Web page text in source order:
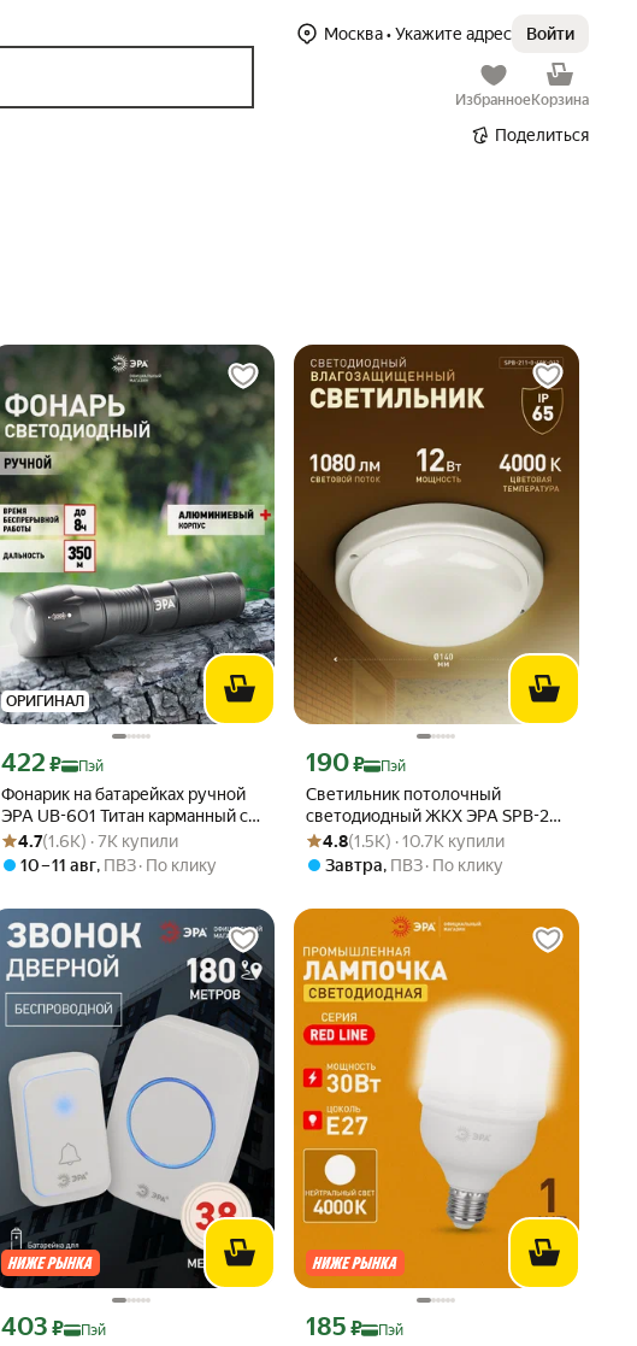
Москва• Укажите адрес Войти
Избранное Корзина
Поделиться
ОРИГИНАЛ
Фонарик на батарейках ручной
ЭРА UB-601 Титан карманный с
регулируемым фокусом 5
режимов
Цена с картой Яндекс Пэй 422 ₽ вместо
422 ₽ Пэй
Рейтинг товара: 4.7 из 5
Оценок: (1.6K) · 7K купили
4.7(1.6K) · 7K купили
10 – 11 авг, ПВЗ По клику
Светильник потолочный
светодиодный ЖКХ ЭРА SPB-211
12Вт 1080Лм 4000К,
влагозащищенный
Цена с картой Яндекс Пэй 190 ₽ вместо
190₽ Пэй
Рейтинг товара: 4.8 из 5
Оценок: (1.5K) · 10.7K купили
4.8(1.5K) · 10.7K купили
Завтра, ПВЗ По клику
Цена с картой Яндекс Пэй 403 ₽ вместо
403 ₽ Пэй
Цена с картой Яндекс Пэй 185 ₽ вместо
185 ₽ Пэй